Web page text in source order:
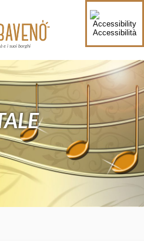
Accessibilità
e i suoi borghi